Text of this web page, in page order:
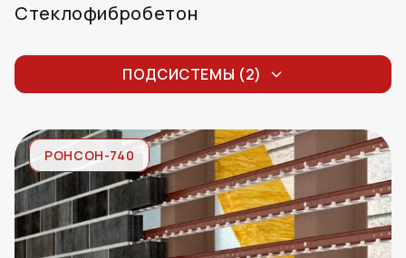
Крупноформатный стеклофибробетон
Стеклофибробетон
ПОДСИСТЕМЫ (2)
РОНСОН-740